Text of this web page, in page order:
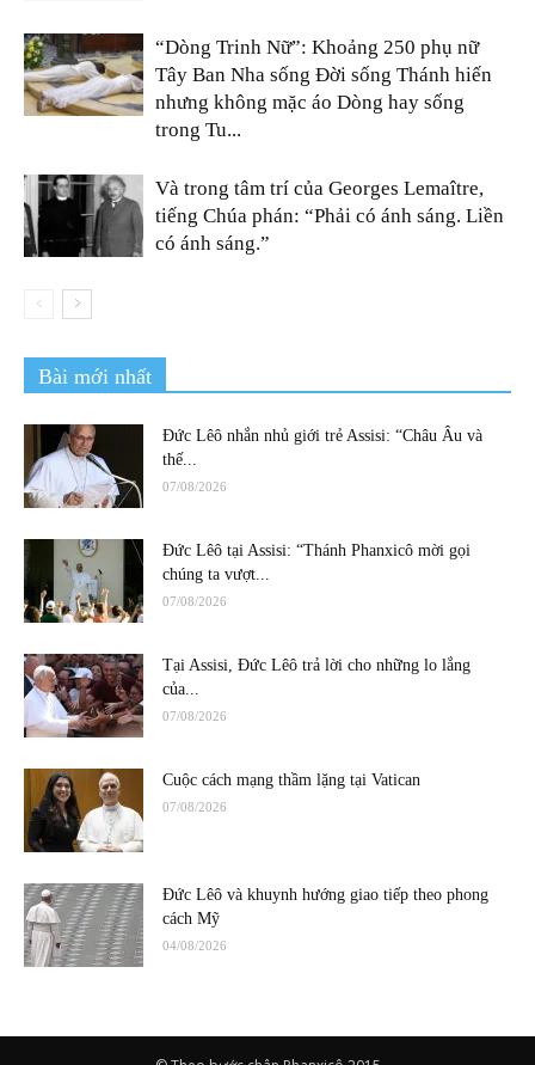
“Dòng Trinh Nữ”: Khoảng 250 phụ nữ
Tây Ban Nha sống Đời sống Thánh hiến
nhưng không mặc áo Dòng hay sống
trong Tu...
Và trong tâm trí của Georges Lemaître,
tiếng Chúa phán: “Phải có ánh sáng. Liền
có ánh sáng.”
Bài mới nhất
Đức Lêô nhắn nhủ giới trẻ Assisi: “Châu Âu và
thế...
07/08/2026
Đức Lêô tại Assisi: “Thánh Phanxicô mời gọi
chúng ta vượt...
07/08/2026
Tại Assisi, Đức Lêô trả lời cho những lo lắng
của...
07/08/2026
Cuộc cách mạng thầm lặng tại Vatican
07/08/2026
Đức Lêô và khuynh hướng giao tiếp theo phong
cách Mỹ
04/08/2026